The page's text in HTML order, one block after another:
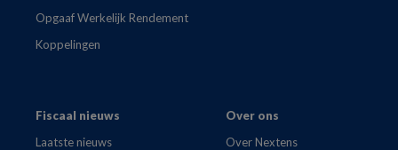
Opgaaf Werkelijk Rendement
Koppelingen
Fiscaal nieuws
Laatste nieuws
Over ons
Over Nextens